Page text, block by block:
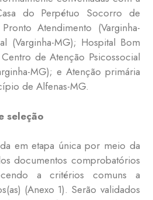
do Perpétuo Socorro de
Atendimento (Varginha-
(Varginha-MG); Hospital Bom
de Atenção Psicossocial
MG); e Atenção primária
de Alfenas-MG.
seleção
em etapa única por meio da
documentos comprobatórios
a critérios comuns a
(Anexo 1). Serão validados